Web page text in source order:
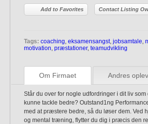
Add to Favorites Contact Listing
Tags: coaching, eksamensangst, jobsamtale,
motivation, præstationer, teamudvikling
Om Firmaet Andres
Står du over for nogle udfordringer i dit liv som
kunne tackle bedre? Outstand1ng
med at præstere bedre, så du løser dem. Ved
og mental træning, flytter du dig i præcis den